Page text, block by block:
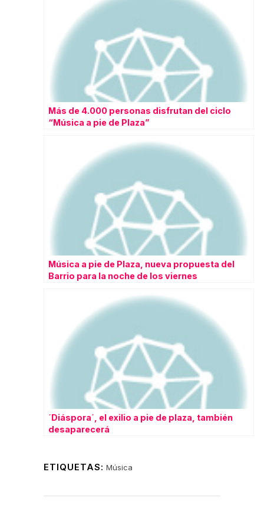
Más de 4.000 personas disfrutan del ciclo
“Música a pie de Plaza”
Música a pie de Plaza, nueva propuesta del
Barrio para la noche de los viernes
´Diáspora´, el exilio a pie de plaza, también
desaparecerá
ETIQUETAS: Música